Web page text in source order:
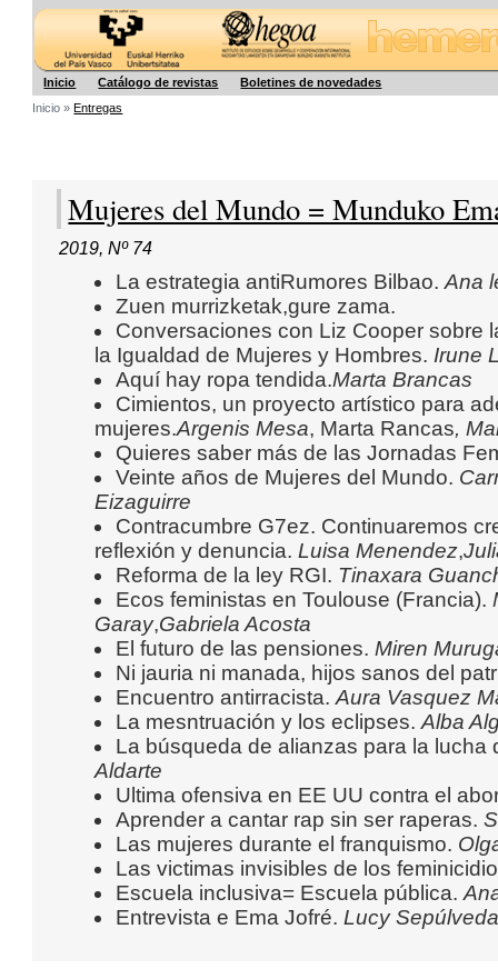
Inicio Catálogo de revistas
Boletines de novedades
Inicio »Entregas
Mujeres del Mundo = Munduko
2019,Nº 74
La estrategia antiRumores Bilbao.Ana
Zuen murrizketak,gure zama.
Conversaciones con Liz Cooper sobre
la Igualdad de Mujeres y Hombres. Irune
Aquí hay ropa tendida.Marta Brancas
Cimientos, un proyecto artístico para
mujeres.Argenis Mesa, Marta Rancas,
Quieres saber más de las Jornadas
Veinte años de Mujeres del Mundo.
Eizaguirre
Contracumbre G7ez. Continuaremos
reflexión y denuncia.Luisa Menendez,
Reforma de la ley RGI. Tinaxara
Ecos feministas en Toulouse (Francia).
Garay,Gabriela Acosta
El futuro de las pensiones.Miren
Ni jauria ni manada, hijos sanos del
Encuentro antirracista.Aura Vasquez
La mesntruación y los eclipses.Alba
La búsqueda de alianzas para la
Aldarte
Ultima ofensiva en EE UU contra el
Aprender a cantar rap sin ser raperas.
Las mujeres durante el franquismo.
Las victimas invisibles de los
Escuela inclusiva= Escuela pública.
Entrevista e Ema Jofré.Lucy